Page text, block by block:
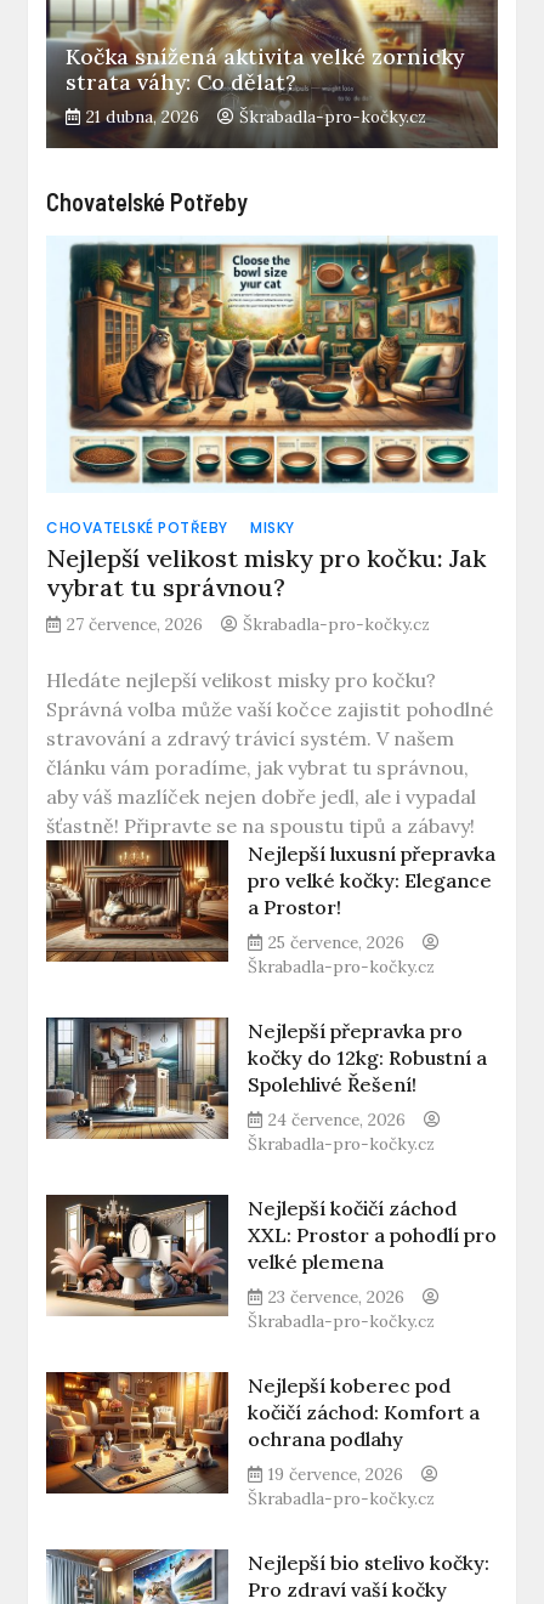
Kočka snížená aktivita velké zornicky
strata váhy: Co dělat?
21 dubna, 2026 Škrabadla-pro-kočky.cz
Chovatelské Potřeby
CHOVATELSKÉ POTŘEBY MISKY
Nejlepší velikost misky pro kočku: Jak
vybrat tu správnou?
27 července, 2026 Škrabadla-pro-kočky.cz
Hledáte nejlepší velikost misky pro kočku?
Správná volba může vaší kočce zajistit pohodlné
stravování a zdravý trávicí systém. V našem
článku vám poradíme, jak vybrat tu správnou,
aby váš mazlíček nejen dobře jedl, ale i vypadal
šťastně! Připravte se na spoustu tipů a zábavy!
Nejlepší luxusní přepravka
pro velké kočky: Elegance
a Prostor!
25 července, 2026
Škrabadla-pro-kočky.cz
Nejlepší přepravka pro
kočky do 12kg: Robustní a
Spolehlivé Řešení!
24 července, 2026
Škrabadla-pro-kočky.cz
Nejlepší kočičí záchod
XXL: Prostor a pohodlí pro
velké plemena
23 července, 2026
Škrabadla-pro-kočky.cz
Nejlepší koberec pod
kočičí záchod: Komfort a
ochrana podlahy
19 července, 2026
Škrabadla-pro-kočky.cz
Nejlepší bio stelivo kočky:
Pro zdraví vaší kočky